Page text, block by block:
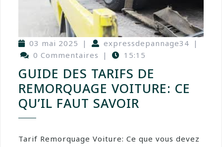
03 mai 2025 | expressdepannage34 |
0 Commentaires
| 15:15
GUIDE DES TARIFS DE
REMORQUAGE VOITURE: CE
QU’IL FAUT SAVOIR
Tarif Remorquage Voiture: Ce que vous devez